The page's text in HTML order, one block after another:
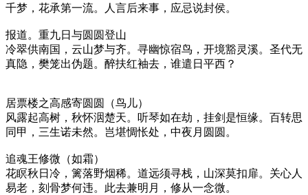
千梦，花承第一流。人言后来事，应忌说封侯。
报道。重九日与圆圆登山
冷翠供南国，云山梦与齐。寻幽惊宿鸟，开境豁灵溪。圣代无
真隐，樊笼出伪题。醉扶红袖去，谁遣日平西？
居票楼之高感寄圆圆（鸟儿）
风露起高树，秋怀洇楚天。听琴如在劫，挂剑是恒缘。百转思
同甲，三生诺未然。岂堪惆怅处，中夜月圆圆。
追魂王修微（如霜）
花瞑秋日冷，篱落野烟稀。道远须寻栈，山深莫扣扉。关心人
易老，刻骨梦何违。此去兼明月，修从一念微。